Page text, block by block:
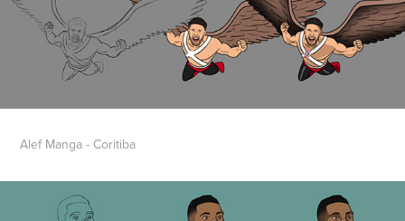
Alef Manga - Coritiba